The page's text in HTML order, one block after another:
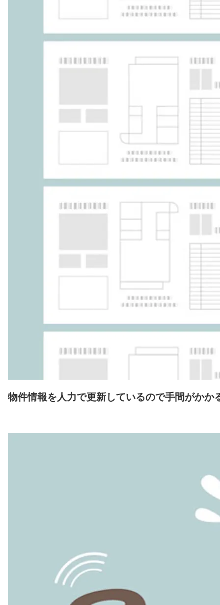
物件情報を人力で更新しているので手間がかか